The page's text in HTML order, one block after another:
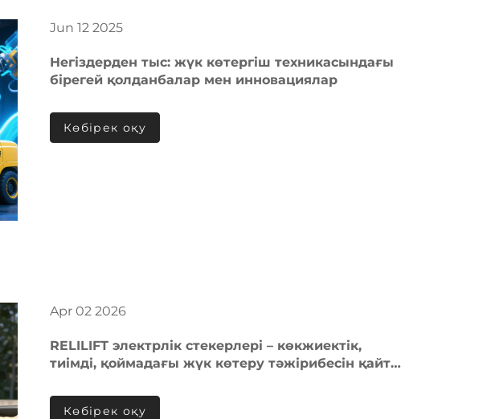
Jun 12 2025
Негіздерден тыс: жүк көтергіш техникасындағы
бірегей қолданбалар мен инновациялар
Көбірек оқу
Apr 02 2026
RELILIFT электрлік стекерлері – көкжиектік,
тиімді, қоймадағы жүк көтеру тәжірибесін қайта
Көбірек оқу